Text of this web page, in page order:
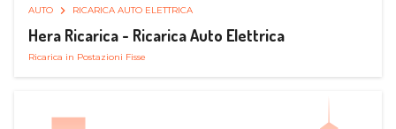
AUTO RICARICA AUTO ELETTRICA
Hera Ricarica - Ricarica Auto Elettrica
Ricarica in Postazioni Fisse